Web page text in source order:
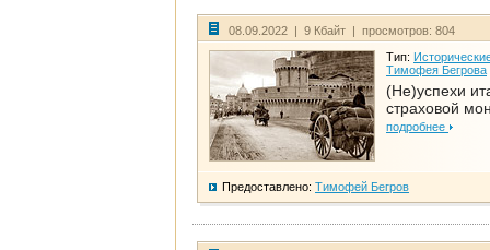
08.09.2022 | 9 Кбайт | просмотров: 804
Тип:
Тимофея Бегрова
(Не)успехи
страховой
подробнее
Предоставлено: Тимофей Бегров